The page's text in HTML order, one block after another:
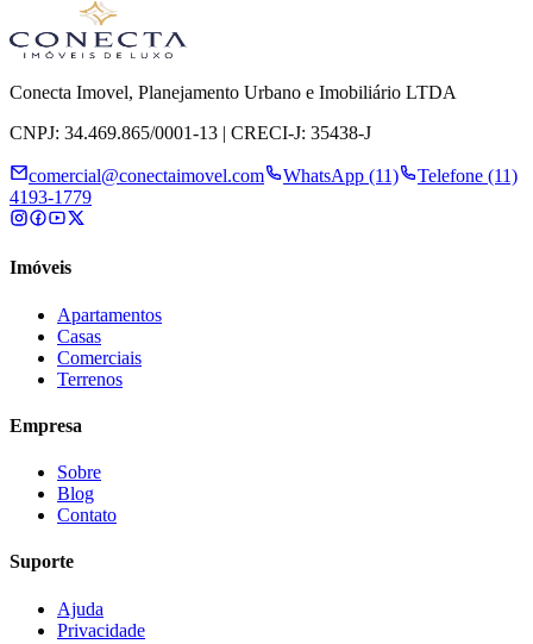
Conecta Imovel, Planejamento Urbano e Imobiliário LTDA
CNPJ: 34.469.865/0001-13 | CRECI-J: 35438-J
comercial@conectaimovel.com WhatsApp (11)
Telefone (11)
4193-1779
Imóveis
Apartamentos
Casas
Comerciais
Terrenos
Empresa
Sobre
Blog
Contato
Suporte
Ajuda
Privacidade